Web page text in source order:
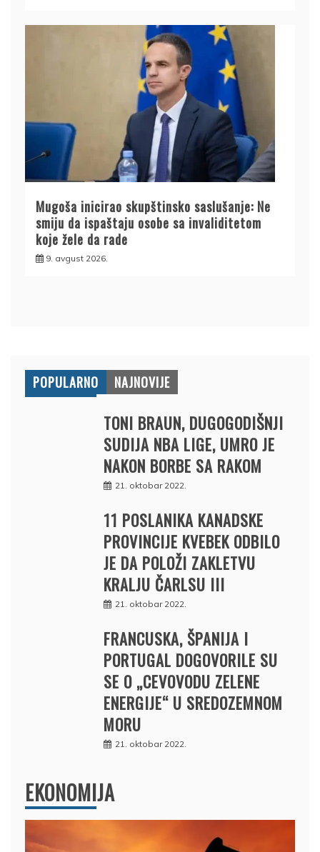
Mugoša inicirao skupštinsko saslušanje: Ne
smiju da ispaštaju osobe sa invaliditetom
koje žele da rade
9. avgust 2026.
POPULARNO NAJNOVIJE
TONI BRAUN, DUGOGODIŠNJI
SUDIJA NBA LIGE, UMRO JE
NAKON BORBE SA RAKOM
21. oktobar 2022.
11 POSLANIKA KANADSKE
PROVINCIJE KVEBEK ODBILO
JE DA POLOŽI ZAKLETVU
KRALJU ČARLSU III
21. oktobar 2022.
FRANCUSKA, ŠPANIJA I
PORTUGAL DOGOVORILE SU
SE O „CEVOVODU ZELENE
ENERGIJE“ U SREDOZEMNOM
MORU
21. oktobar 2022.
EKONOMIJA